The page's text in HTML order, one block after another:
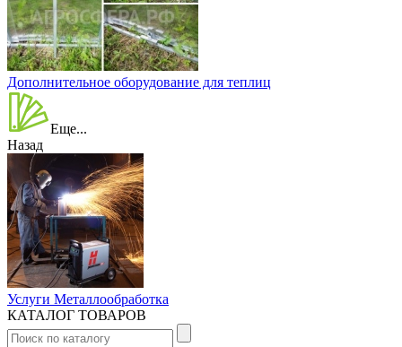
Дополнительное оборудование для теплиц
Еще...
Назад
Услуги Металлообработка
КАТАЛОГ ТОВАРОВ